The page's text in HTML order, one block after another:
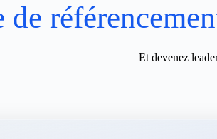
de
Et devenez